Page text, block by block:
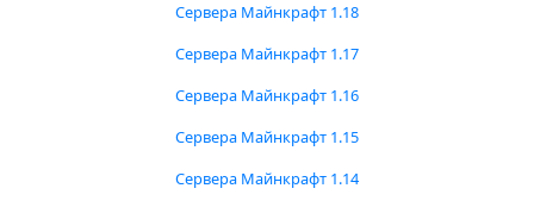
Сервера Майнкрафт 1.18
Сервера Майнкрафт 1.17
Сервера Майнкрафт 1.16
Сервера Майнкрафт 1.15
Сервера Майнкрафт 1.14